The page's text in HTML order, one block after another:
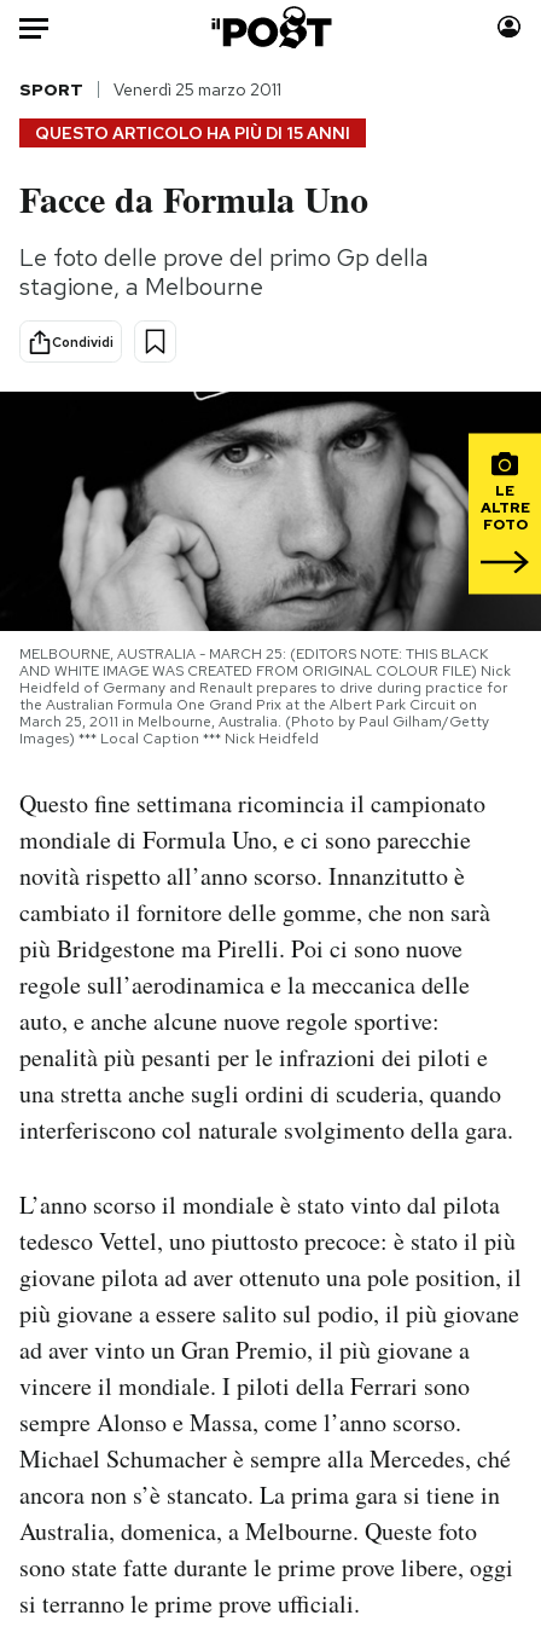
Auto
HOME
Italia
Politica
Internet
Sport
Moda
Consumismi
Europa
Altrecose
Mondiali calcio 2026
PODCAST
NEWSLETTER
I MIEI PREFERITI
SHOP
CALENDARIO
AREA PERSONALE
Newsletter
Notifiche mobile
Regala il Post
QUESTO ARTICOLO HA PIÙ DI 15 ANNI
SPORT Venerdì 25 marzo 2011
Facce da Formula Uno
Le foto delle prove del primo Gp della
stagione, a Melbourne
Condividi
LE
ALTRE
FOTO
MELBOURNE, AUSTRALIA - MARCH 25: (EDITORS NOTE: THIS BLACK
AND WHITE IMAGE WAS CREATED FROM ORIGINAL COLOUR FILE) Nick
Heidfeld of Germany and Renault prepares to drive during practice for
the Australian Formula One Grand Prix at the Albert Park Circuit on
March 25, 2011 in Melbourne, Australia. (Photo by Paul Gilham/Getty
Images) *** Local Caption *** Nick Heidfeld
Questo fine settimana ricomincia il campionato
mondiale di Formula Uno, e ci sono parecchie
novità rispetto all’anno scorso. Innanzitutto è
cambiato il fornitore delle gomme, che non sarà
più Bridgestone ma Pirelli. Poi ci sono nuove
regole sull’aerodinamica e la meccanica delle
auto, e anche alcune nuove regole sportive:
penalità più pesanti per le infrazioni dei piloti e
una stretta anche sugli ordini di scuderia, quando
interferiscono col naturale svolgimento della gara.
L’anno scorso il mondiale è stato vinto dal pilota
tedesco Vettel, uno piuttosto precoce: è stato il più
giovane pilota ad aver ottenuto una pole position, il
più giovane a essere salito sul podio, il più giovane
ad aver vinto un Gran Premio, il più giovane a
vincere il mondiale. I piloti della Ferrari sono
sempre Alonso e Massa, come l’anno scorso.
Michael Schumacher è sempre alla Mercedes, ché
ancora non s’è stancato. La prima gara si tiene in
Australia, domenica, a Melbourne. Queste foto
sono state fatte durante le prime prove libere, oggi
si terranno le prime prove ufficiali.